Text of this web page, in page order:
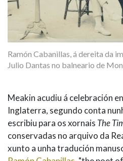
Ramón Cabanillas, á dereita da
Julio Dantas no balneario de
Meakin acudiu á celebración
Inglaterra, segundo conta
escribiu para os xornais The
conservadas no arquivo da
xunto a unha tradución